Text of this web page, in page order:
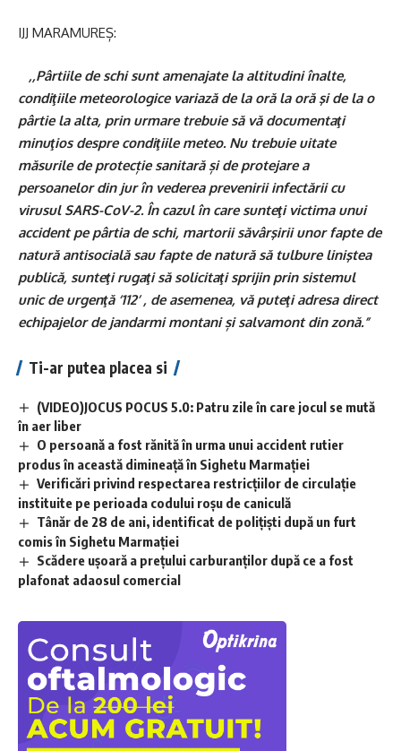
IJJ MARAMUREȘ:
,,Pârtiile de schi sunt amenajate la altitudini înalte,
condiţiile meteorologice variază de la oră la oră şi de la o
pârtie la alta, prin urmare trebuie să vă documentaţi
minuţios despre condiţiile meteo. Nu trebuie uitate
măsurile de protecție sanitară și de protejare a
persoanelor din jur în vederea prevenirii infectării cu
virusul SARS-CoV-2. În cazul în care sunteţi victima unui
accident pe pârtia de schi, martorii săvârşirii unor fapte de
natură antisocială sau fapte de natură să tulbure liniştea
publică, sunteţi rugaţi să solicitaţi sprijin prin sistemul
unic de urgenţă ‘112’ , de asemenea, vă puteţi adresa direct
echipajelor de jandarmi montani și salvamont din zonă.”
Ti-ar putea placea si
(VIDEO)JOCUS POCUS 5.0: Patru zile în care jocul se mută
în aer liber
O persoană a fost rănită în urma unui accident rutier
produs în această dimineață în Sighetu Marmației
Verificări privind respectarea restricțiilor de circulație
instituite pe perioada codului roșu de caniculă
Tânăr de 28 de ani, identificat de polițiști după un furt
comis în Sighetu Marmației
Scădere ușoară a prețului carburanților după ce a fost
plafonat adaosul comercial